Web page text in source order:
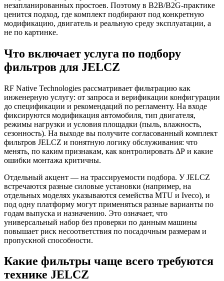
незапланированных простоев. Поэтому в B2B/B2G-практике
ценится подход, где комплект подбирают под конкретную
модификацию, двигатель и реальную среду эксплуатации, а
не по картинке.
Что включает услуга по подбору
фильтров для JELCZ
RF Native Technologies рассматривает фильтрацию как
инженерную услугу: от запроса и верификации конфигурации
до спецификации и рекомендаций по регламенту. На входе
фиксируются модификация автомобиля, тип двигателя,
режимы нагрузки и условия площадки (пыль, влажность,
сезонность). На выходе вы получите согласованный комплект
фильтров JELCZ и понятную логику обслуживания: что
менять, по каким признакам, как контролировать ΔР и какие
ошибки монтажа критичны.
Отдельный акцент — на трассируемости подбора. У JELCZ
встречаются разные силовые установки (например, на
отдельных моделях указываются семейства MTU и Iveco), и
под одну платформу могут применяться разные варианты по
годам выпуска и назначению. Это означает, что
универсальный набор без проверки по данным машины
повышает риск несоответствия по посадочным размерам и
пропускной способности.
Какие фильтры чаще всего требуются
технике JELCZ